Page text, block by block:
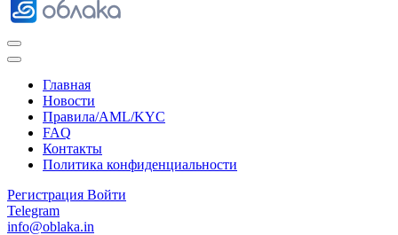
Главная
Новости
Правила/AML/KYC
FAQ
Контакты
Политика конфиденциальности
Регистрация Войти
Telegram
info@oblaka.in